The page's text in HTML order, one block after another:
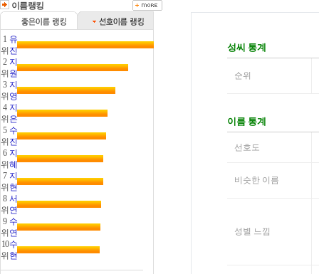
이름랭킹
1
위
유
진
2
위
지
원
3
위
지
영
4
위
지
은
5
위
수
진
6
위
지
혜
7
위
지
현
8
위
서
연
9
위
수
연
10
위
수
현